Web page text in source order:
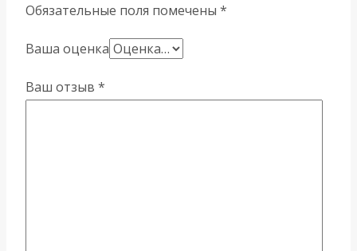
Обязательные поля помечены *
Ваша оценка
Ваш отзыв *